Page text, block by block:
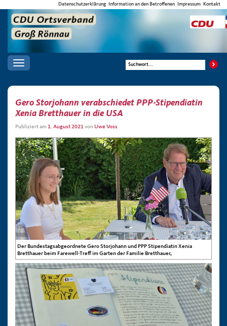
Datenschutzerklärung Information an den Betroffenen Impressum Kontakt
Toggle
navigation
Gero Storjohann verabschiedet PPP-Stipendiatin
Xenia Bretthauer in die USA
Publiziert am 1. August 2021von Uwe Voss
Der Bundestagsabgeordnete Gero Storjohann und PPP Stipendiatin Xenia
Bretthauer beim Farewell-Treff im Garten der Familie Bretthauer,